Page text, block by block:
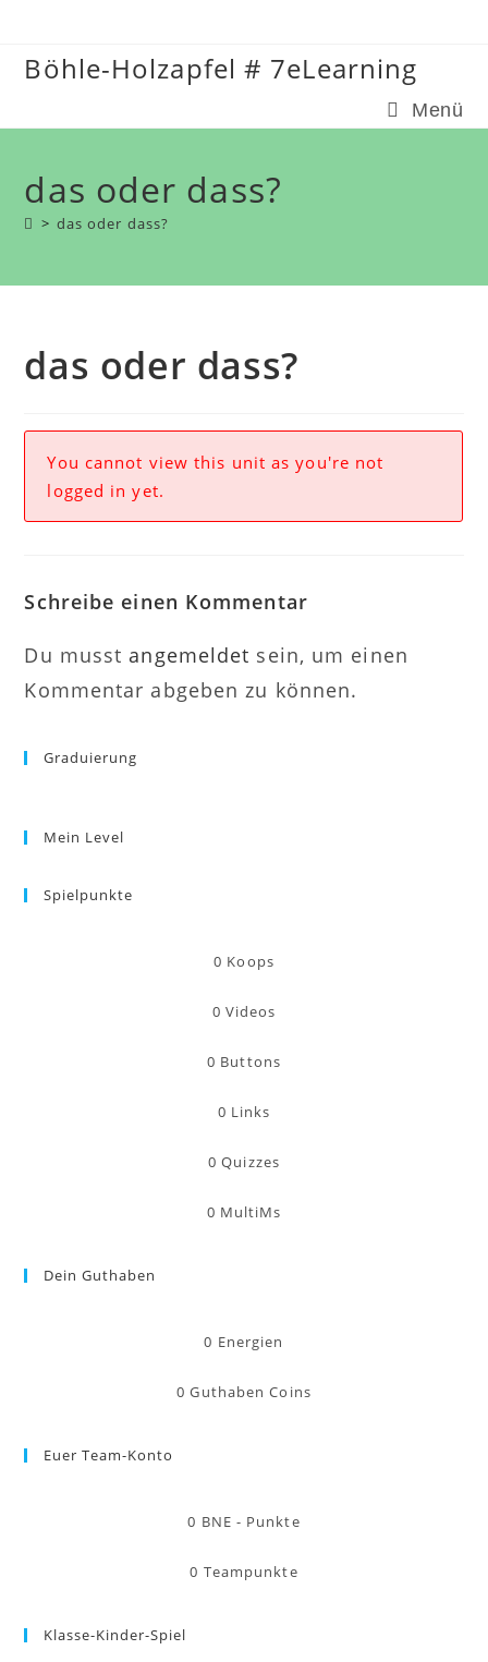
springen
Böhle-Holzapfel # 7eLearning
Menü
das oder dass?
> das oder dass?
das oder dass?
You cannot view this unit as you're not
logged in yet.
Schreibe einen Kommentar
Du musst angemeldet sein, um einen
Kommentar abgeben zu können.
Graduierung
Mein Level
Spielpunkte
0 Koops
0 Videos
0 Buttons
0 Links
0 Quizzes
0 MultiMs
Dein Guthaben
0 Energien
0 Guthaben Coins
Euer Team-Konto
0 BNE - Punkte
0 Teampunkte
Klasse-Kinder-Spiel